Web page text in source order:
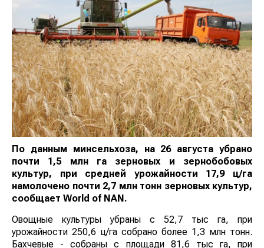
По данным минсельхоза, на 26 августа убрано
почти 1,5 млн га зерновых и зернобобовых
культур, при средней урожайности 17,9 ц/га
намолочено почти 2,7 млн тонн зерновых культур,
сообщает World of NAN.
Овощные культуры убраны с 52,7 тыс га, при
урожайности 250,6 ц/га собрано более 1,3 млн тонн.
Бахчевые - собраны с площади 81,6 тыс га, при